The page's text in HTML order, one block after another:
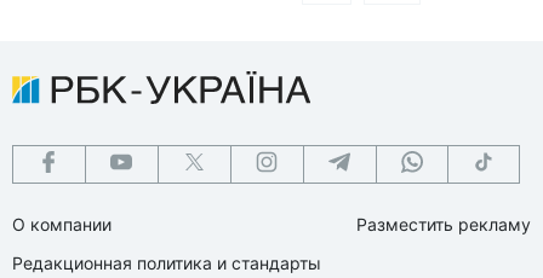
О компании
Редакционная политика и стандарты
Разместить рекламу